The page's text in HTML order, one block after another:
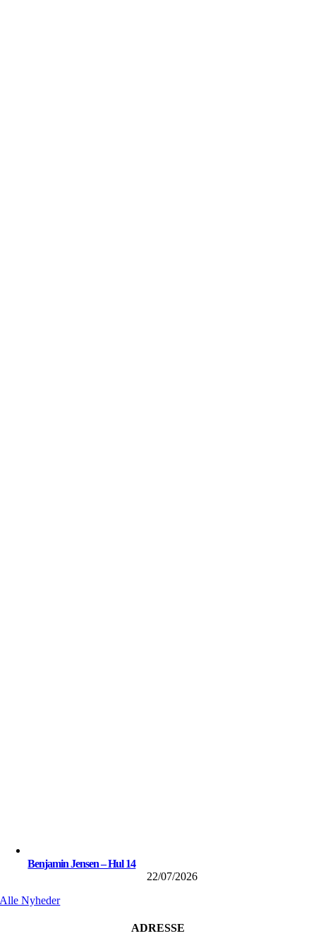
Benjamin Jensen – Hul 14
22/07/2026
Alle Nyheder
ADRESSE